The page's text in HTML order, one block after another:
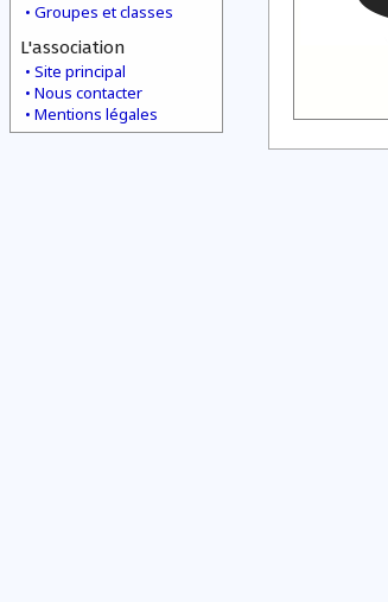
Groupes et classes
L'association
Site principal
Nous contacter
Mentions légales